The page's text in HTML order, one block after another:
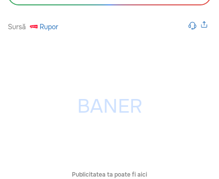
Sursă Rupor
Publicitatea ta poate fi aici